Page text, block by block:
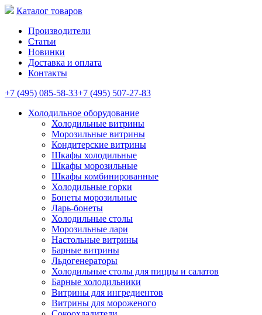
Каталог товаров
Производители
Статьи
Новинки
Доставка и оплата
Контакты
+7 (495) 085-58-33+7 (495) 507-27-83
Холодильное оборудование
Холодильные витрины
Морозильные витрины
Кондитерские витрины
Шкафы холодильные
Шкафы морозильные
Шкафы комбинированные
Холодильные горки
Бонеты морозильные
Ларь-бонеты
Холодильные столы
Морозильные лари
Настольные витрины
Барные витрины
Льдогенераторы
Холодильные столы для пиццы и салатов
Барные холодильники
Витрины для ингредиентов
Витрины для мороженого